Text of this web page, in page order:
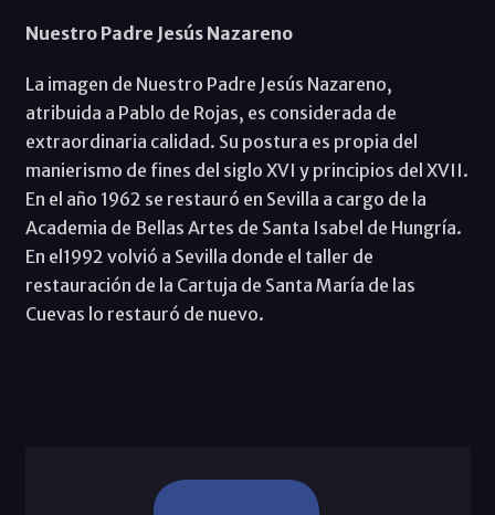
Nuestro Padre Jesús Nazareno
La imagen de Nuestro Padre Jesús Nazareno,
atribuida a Pablo de Rojas, es considerada de
extraordinaria calidad. Su postura es propia del
manierismo de fines del siglo XVI y principios del XVII.
En el año 1962 se restauró en Sevilla a cargo de la
Academia de Bellas Artes de Santa Isabel de Hungría.
En el1992 volvió a Sevilla donde el taller de
restauración de la Cartuja de Santa María de las
Cuevas lo restauró de nuevo.